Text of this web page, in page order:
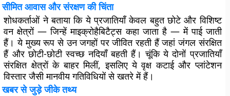
सीमित आवास और संरक्षण की चिंता
शोधकर्ताओं ने बताया कि ये प्रजातियाँ केवल बहुत छोटे और विशिष्ट
वन क्षेत्रों — जिन्हें माइक्रोहैबिटैट्स कहा जाता है — में पाई जाती
हैं। ये मुख्य रूप से उन जगहों पर जीवित रहती हैं जहां जंगल संरक्षित
हैं और छोटी-छोटी स्वच्छ नदियाँ बहती हैं। चूंकि ये दोनों प्रजातियाँ
संरक्षित क्षेत्रों के बाहर मिलीं, इसलिए ये वृक्ष कटाई और प्लांटेशन
विस्तार जैसी मानवीय गतिविधियों से खतरे में हैं।
खबर से जुड़े जीके तथ्य